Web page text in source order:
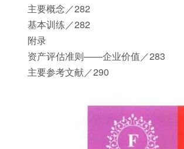
主要概念／282
基本训练／282
附录
资产评估准则——企业价值／283
主要参考文献／290